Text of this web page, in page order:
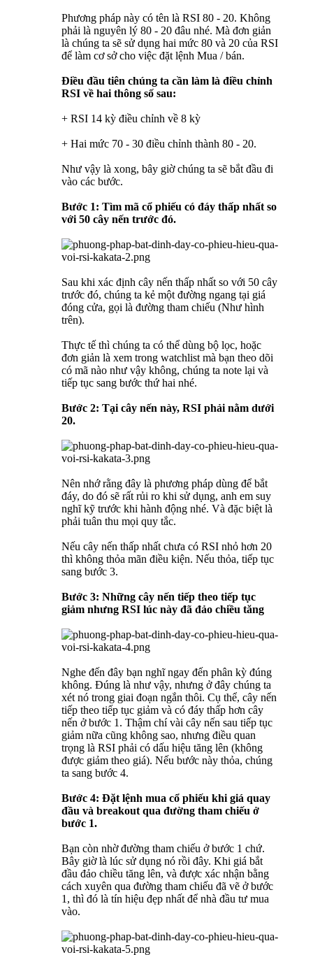
Phương pháp này có tên là RSI 80 - 20. Không
phải là nguyên lý 80 - 20 đâu nhé. Mà đơn giản
là chúng ta sẽ sử dụng hai mức 80 và 20 của RSI
để làm cơ sở cho việc đặt lệnh Mua / bán.
Điều đầu tiên chúng ta cần làm là điều chỉnh
RSI về hai thông số sau:
+ RSI 14 kỳ điều chỉnh về 8 kỳ
+ Hai mức 70 - 30 điều chỉnh thành 80 - 20.
Như vậy là xong, bây giờ chúng ta sẽ bắt đầu đi
vào các bước.
Bước 1: Tìm mã cổ phiếu có đáy thấp nhất so
với 50 cây nến trước đó.
Sau khi xác định cây nến thấp nhất so với 50 cây
trước đó, chúng ta kẻ một đường ngang tại giá
đóng cửa, gọi là đường tham chiếu (Như hình
trên).
Thực tế thì chúng ta có thể dùng bộ lọc, hoặc
đơn giản là xem trong watchlist mà bạn theo dõi
có mã nào như vậy không, chúng ta note lại và
tiếp tục sang bước thứ hai nhé.
Bước 2: Tại cây nến này, RSI phải nằm dưới
20.
Nên nhớ rằng đây là phương pháp dùng để bắt
đáy, do đó sẽ rất rủi ro khi sử dụng, anh em suy
nghĩ kỹ trước khi hành động nhé. Và đặc biệt là
phải tuân thu mọi quy tắc.
Nếu cây nến thấp nhất chưa có RSI nhỏ hơn 20
thì không thỏa mãn điều kiện. Nếu thỏa, tiếp tục
sang bước 3.
Bước 3: Những cây nến tiếp theo tiếp tục
giảm nhưng RSI lúc này đã đảo chiều tăng
Nghe đến đây bạn nghĩ ngay đến phân kỳ đúng
không. Đúng là như vậy, nhưng ở đây chúng ta
xét nó trong giai đoạn ngắn thôi. Cụ thể, cây nến
tiếp theo tiếp tục giảm và có đáy thấp hơn cây
nến ở bước 1. Thậm chí vài cây nến sau tiếp tục
giảm nữa cũng không sao, nhưng điều quan
trọng là RSI phải có dấu hiệu tăng lên (không
được giảm theo giá). Nếu bước này thỏa, chúng
ta sang bước 4.
Bước 4: Đặt lệnh mua cổ phiếu khi giá quay
đầu và breakout qua đường tham chiếu ở
bước 1.
Bạn còn nhờ đường tham chiếu ở bước 1 chứ.
Bây giờ là lúc sử dụng nó rồi đây. Khi giá bắt
đầu đảo chiều tăng lên, và được xác nhận bằng
cách xuyên qua đường tham chiếu đã vẽ ở bước
1, thì đó là tín hiệu đẹp nhất để nhà đầu tư mua
vào.